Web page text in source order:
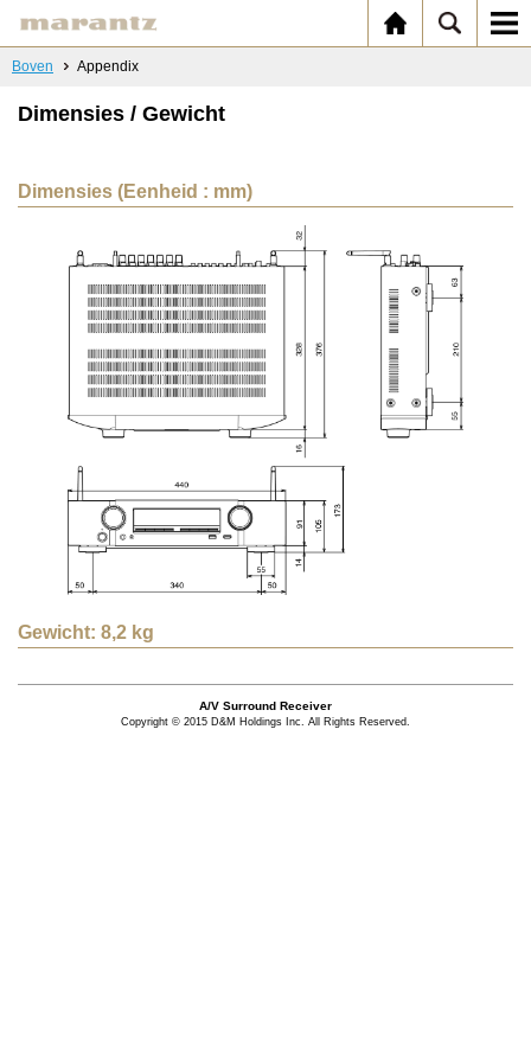
Boven Appendix
Dimensies / Gewicht
Dimensies (Eenheid : mm)
Gewicht: 8,2 kg
A/V Surround Receiver
Copyright © 2015 D&M Holdings Inc. All Rights Reserved.